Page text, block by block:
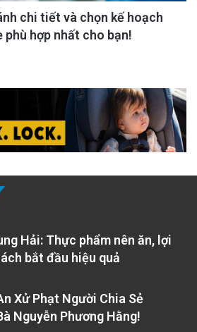
chi tiết và chọn kế hoạch
hợp nhất cho bạn!
Hải: Thực phẩm nên ăn, lợi
bắt đầu hiệu quả
Xử Phạt Người Chia Sẻ
Nguyễn Phương Hằng!